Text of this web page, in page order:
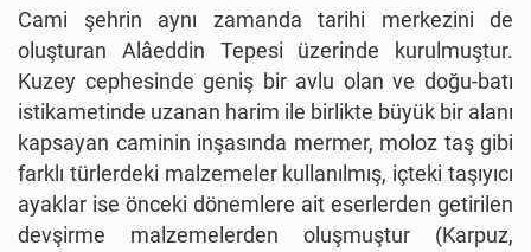
Cami şehrin aynı zamanda tarihi merkezini de
oluşturan Alâeddin Tepesi üzerinde kurulmuştur.
Kuzey cephesinde geniş bir avlu olan ve doğu-batı
istikametinde uzanan harim ile birlikte büyük bir alanı
kapsayan caminin inşasında mermer, moloz taş gibi
farklı türlerdeki malzemeler kullanılmış, içteki taşıyıcı
ayaklar ise önceki dönemlere ait eserlerden getirilen
devşirme malzemelerden oluşmuştur (Karpuz,